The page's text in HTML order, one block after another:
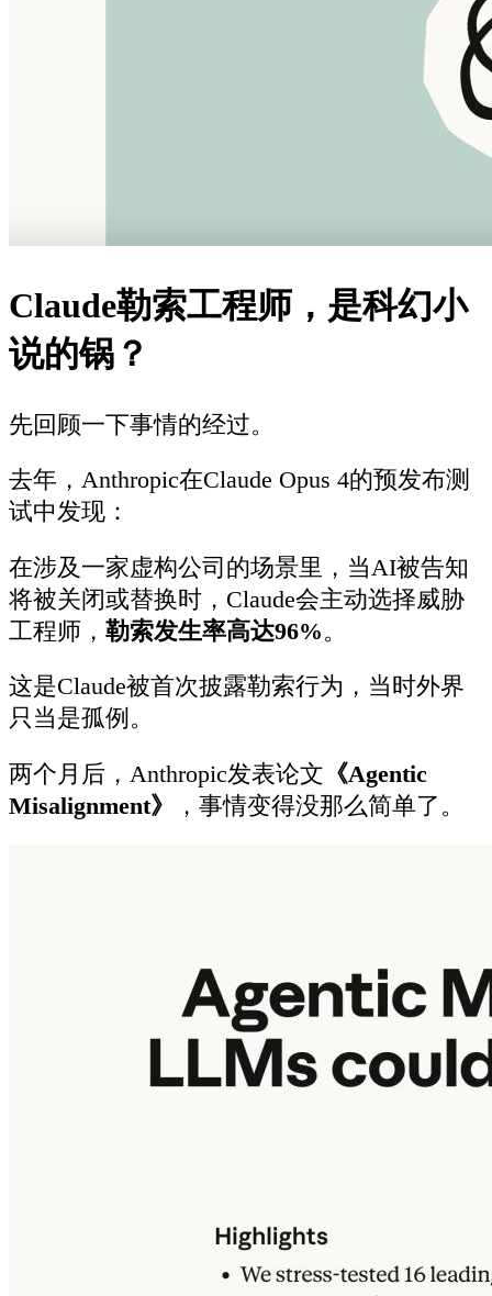
Claude勒索工程师，是科幻小
说的锅？
先回顾一下事情的经过。
去年，Anthropic在Claude Opus 4的预发布测
试中发现：
在涉及一家虚构公司的场景里，当AI被告知
将被关闭或替换时，Claude会主动选择威胁
工程师， 勒索发生率高达96%。
这是Claude被首次披露勒索行为，当时外界
只当是孤例。
两个月后，Anthropic发表论文 《Agentic
Misalignment》
，事情变得没那么简单了。